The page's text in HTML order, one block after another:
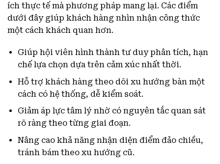
ích thực tế mà phương pháp mang lại. Các điểm
dưới đây giúp khách hàng nhìn nhận công thức
một cách khách quan hơn.
Giúp hội viên hình thành tư duy phân tích, hạn
chế lựa chọn dựa trên cảm xúc nhất thời.
Hỗ trợ khách hàng theo dõi xu hướng bàn một
cách có hệ thống, dễ kiểm soát.
Giảm áp lực tâm lý nhờ có nguyên tắc quan sát
rõ ràng theo từng giai đoạn.
Nâng cao khả năng nhận diện điểm đảo chiều,
tránh bám theo xu hướng cũ.